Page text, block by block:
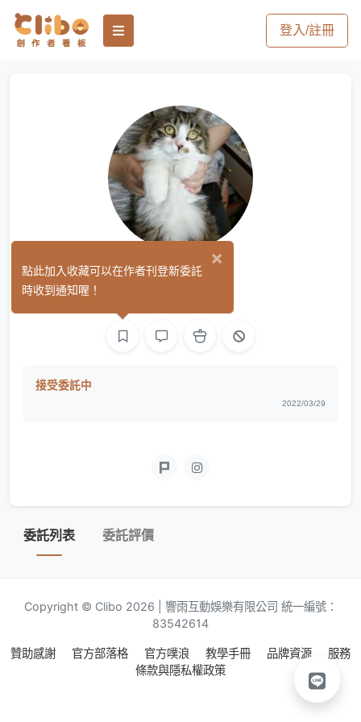
登入/註冊
江太太
接受委託中
2022/03/29
委託列表 委託評價
Copyright © Clibo 2026 | 響雨互動娛樂有限公司 統一編號：
83542614
贊助感謝 官方部落格 官方噗浪 教學手冊 品牌資源
服務
條款與隱私權政策
×
點此加入收藏可以在作者刊登新委託
時收到通知喔！